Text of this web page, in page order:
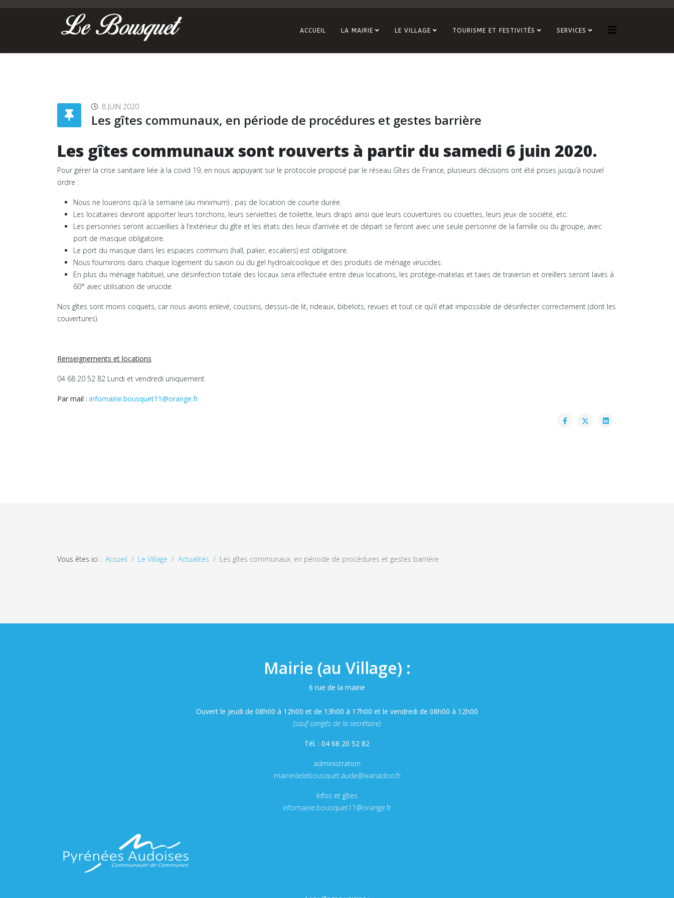
ACCUEIL LA MAIRIE LE VILLAGE TOURISME ET FESTIVITÉS SERVICES
8 JUIN 2020
Les gîtes communaux, en période de procédures et gestes barrière
Les gîtes communaux sont rouverts à partir du samedi 6 juin 2020.
Pour gérer la crise sanitaire liée à la covid 19, en nous appuyant sur le protocole proposé par le réseau Gîtes de France, plusieurs décisions ont été prises jusqu’à nouvel
ordre :
Nous ne louerons qu’à la semaine (au minimum) ; pas de location de courte durée.
Les locataires devront apporter leurs torchons, leurs serviettes de toilette, leurs draps ainsi que leurs couvertures ou couettes, leurs jeux de société, etc.
Les personnes seront accueillies à l’extérieur du gîte et les états des lieux d’arrivée et de départ se feront avec une seule personne de la famille ou du groupe, avec
port de masque obligatoire.
Le port du masque dans les espaces communs (hall, palier, escaliers) est obligatoire.
Nous fournirons dans chaque logement du savon ou du gel hydroalcoolique et des produits de ménage virucides.
En plus du ménage habituel, une désinfection totale des locaux sera effectuée entre deux locations, les protège-matelas et taies de traversin et oreillers seront lavés à
60° avec utilisation de virucide.
Nos gîtes sont moins coquets, car nous avons enlevé, coussins, dessus-de lit, rideaux, bibelots, revues et tout ce qu’il était impossible de désinfecter correctement (dont les
couvertures).
Renseignements et locations
04 68 20 52 82 Lundi et vendredi uniquement
Par mail : infomairie.bousquet11@orange.fr
Vous êtes ici : Accueil Le Village Actualités Les gîtes communaux, en période de procédures et gestes barrière
Mairie (au Village) :
6 rue de la mairie
Ouvert le jeudi de 08h00 à 12h00 et de 13h00 à 17h00 et le vendredi de 08h00 à 12h00
(sauf congés de la secrétaire)
Tél. : 04 68 20 52 82
administration
mairiedelebousquet.aude@wanadoo.fr
Infos et gîtes
infomairie.bousquet11@orange.fr